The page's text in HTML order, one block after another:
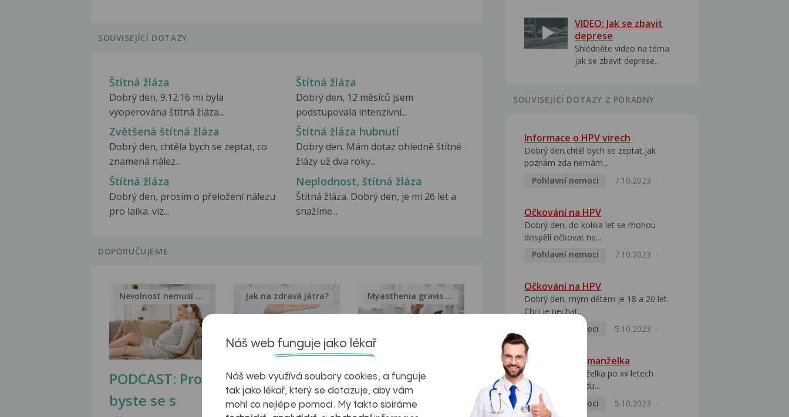
SOUVISEJÍCÍ DOTAZY
Štítná žláza
Dobrý den, 9.12.16 mi byla
vyoperována štítná žláza...
Štítná žláza
Dobrý den, 12 měsíců jsem
podstupovala intenzivní...
Zvětšená štítná žláza
Dobrý den, chtěla bych se zeptat, co
znamená nález...
Štítná žláza hubnutí
Dobry den. Mám dotaz ohledně štítné
žlázy už dva roky...
Štítná žláza
Dobrý den, prosím o přeložení nálezu
pro laika. viz...
Neplodnost, štítná žláza
Štítná žláza. Dobrý den, je mi 26 let a
snažíme...
DOPORUČUJEME
PODCAST: Proč
byste se s
Nevolnost nemusí být nutnou...
Ztukovatění
jater v datech a
Jak na zdravá játra?
Inovativní
léčba
Myasthenia gravis – vše, co...
VIDEO: Jak se zbavit
deprese
Shlédněte video na téma
jak se zbavit deprese..
SOUVISEJÍCÍ DOTAZY Z PORADNY
Informace o HPV virech
Dobrý den,chtěl bych se zeptat,jak
poznám zda nemám...
Pohlavní nemoci
7.10.2023
Očkování na HPV
Dobrý den, do kolika let se mohou
dospělí očkovat na...
Pohlavní nemoci
7.10.2023
Očkování na HPV
Dobrý den, mým dětem je 18 a 20 let.
Chci je nechat...
Pohlavní nemoci
5.10.2023
HPV pozitivní manželka
Dobrý den, manželka po xx letech
přivezla z Východu...
Pohlavní nemoci
5.10.2023
Náš web funguje jako lékař
Náš web využívá soubory cookies, a funguje
tak jako lékař, který se dotazuje, aby vám
mohl co nejlépe pomoci. My takto sbíráme